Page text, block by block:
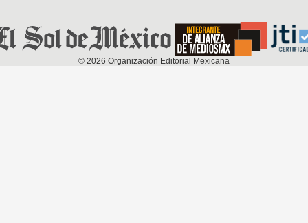
© 2026 Organización Editorial Mexicana